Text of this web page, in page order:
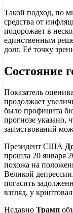
Такой подход, по
средства от
подорожает в
единственным
долг. Её точку
Состояние
Показатель
продолжает
было профицита
прогнозе указано,
заимствований
Президент США
прошла 20 января
похожа на
Великой
погасить
взгляд, у
Недавно Трамп